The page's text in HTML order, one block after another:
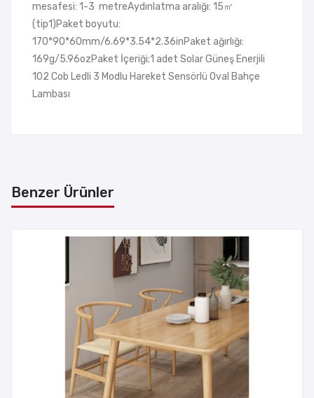
mesafesi: 1-3 metreAydınlatma aralığı: 15㎡
(tip1)Paket boyutu:
170*90*60mm/6.69*3.54*2.36inPaket ağırlığı:
169g/5.96ozPaket İçeriği;1 adet Solar Güneş Enerjili
102 Cob Ledli 3 Modlu Hareket Sensörlü Oval Bahçe
Lambası
Benzer Ürünler